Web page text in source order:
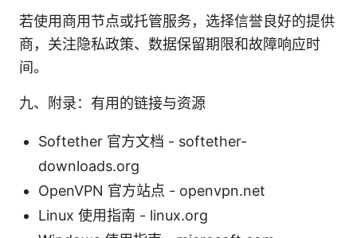
若使用商用节点或托管服务，选择信誉良好的提供
商，关注隐私政策、数据保留期限和故障响应时
间。
九、附录：有用的链接与资源
Softether 官方文档 - softether-
downloads.org
OpenVPN 官方站点 - openvpn.net
Linux 使用指南 - linux.org